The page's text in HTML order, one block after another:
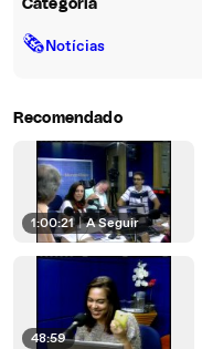
Categoria
🗞Notícias
Recomendado
1:00:21 | A Seguir
48:59